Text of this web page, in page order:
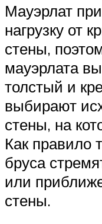
Мауэрлат
нагрузку от
стены,
мауэрлата
толстый и
выбирают
стены, на
Как правило
бруса
или
стены.